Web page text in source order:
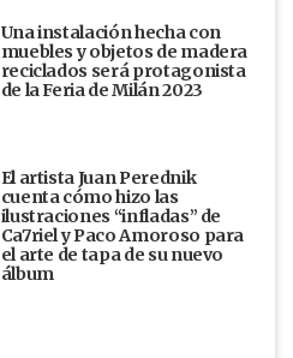
Una instalación hecha con
muebles y objetos de madera
reciclados será protagonista
de la Feria de Milán 2023
El artista Juan Perednik
cuenta cómo hizo las
ilustraciones “infladas” de
Ca7riel y Paco Amoroso para
el arte de tapa de su nuevo
álbum